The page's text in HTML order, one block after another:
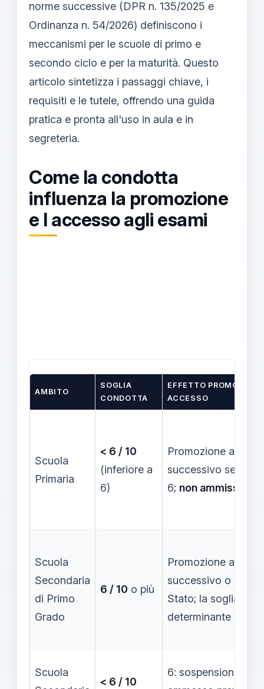
norme successive (DPR n. 135/2025 e
Ordinanza n. 54/2026) definiscono i
meccanismi per le scuole di primo e
secondo ciclo e per la maturità. Questo
articolo sintetizza i passaggi chiave, i
requisiti e le tutele, offrendo una guida
pratica e pronta all'uso in aula e in
segreteria.
Come la condotta
influenza la promozione
e l accesso agli esami
AMBITO
SOGLIA
CONDOTTA
EFFETTO
ACCESSO
Scuola
Primaria
< 6 / 10
(inferiore a
6)
Promozione
successivo se
6; non ammissione
Scuola
Secondaria
di Primo
Grado
6 / 10 o più
Promozione
successivo o
Stato; la soglia è
determinante
Scuola
< 6 / 10
6: sospensione del